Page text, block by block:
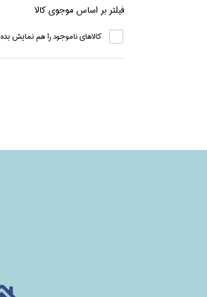
فيلتر بر اساس موجوي كالا
كالاهاي ناموجود را هم نمايش بده